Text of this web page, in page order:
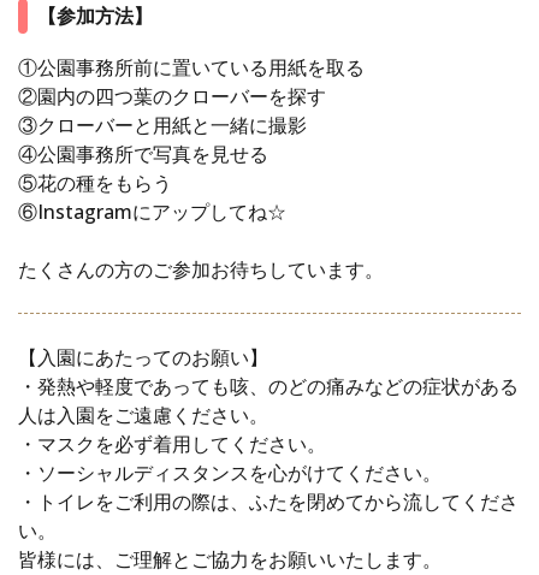
【参加方法】
①公園事務所前に置いている用紙を取る
②園内の四つ葉のクローバーを探す
③クローバーと用紙と一緒に撮影
④公園事務所で写真を見せる
⑤花の種をもらう
⑥Instagramにアップしてね☆
たくさんの方のご参加お待ちしています。
【入園にあたってのお願い】
・発熱や軽度であっても咳、のどの痛みなどの症状がある
人は入園をご遠慮ください。
・マスクを必ず着用してください。
・ソーシャルディスタンスを心がけてください。
・トイレをご利用の際は、ふたを閉めてから流してくださ
い。
皆様には、ご理解とご協力をお願いいたします。